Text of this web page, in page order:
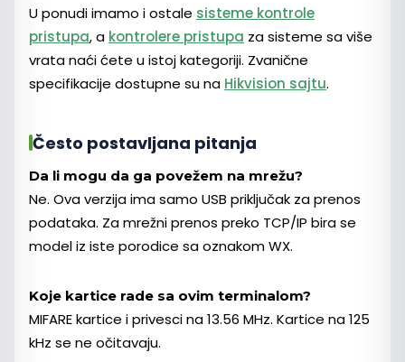
U ponudi imamo i ostale sisteme kontrole
pristupa, a kontrolere pristupa za sisteme sa više
vrata naći ćete u istoj kategoriji. Zvanične
specifikacije dostupne su na Hikvision sajtu.
Često postavljana pitanja
Da li mogu da ga povežem na mrežu?
Ne. Ova verzija ima samo USB priključak za prenos
podataka. Za mrežni prenos preko TCP/IP bira se
model iz iste porodice sa oznakom WX.
Koje kartice rade sa ovim terminalom?
MIFARE kartice i privesci na 13.56 MHz. Kartice na 125
kHz se ne očitavaju.